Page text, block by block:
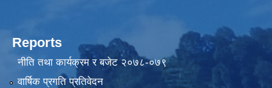
Reports
नीति तथा कार्यक्रम र बजेट २०७८-०७९
वार्षिक प्रगति प्रतिवेदन